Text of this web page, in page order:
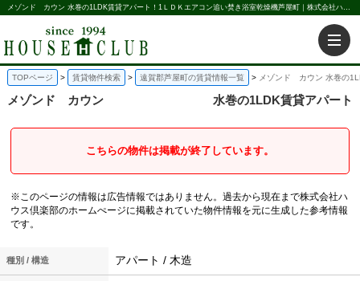
メゾンド カウン 水巻の1LDK賃貸アパート！1ＬＤＫエアコン追い焚き浴室乾燥機芦屋町｜株式会社ハウス倶楽部
TOPページ 賃貸物件検索 遠賀郡芦屋町の賃貸情報一覧 メゾンド カウン 水巻の
メゾンド カウン 水巻の1LDK賃貸アパート
こちらの物件は掲載が終了しています。
※このページの情報は広告情報ではありません。過去から現在まで株式会社ハ
ウス倶楽部のホームぺージに掲載されていた物件情報を元に生成した参考情報
です。
種別 / 構造 アパート / 木造